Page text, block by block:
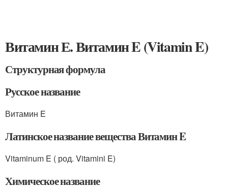
Витамин Е. Витамин E (Vitamin E)
Структурная формула
Русское название
Витамин E
Латинское название вещества Витамин E
Vitaminum E ( род. Vitamini E)
Химическое название